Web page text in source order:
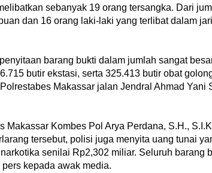
sebanyak 19 orang tersangka. Dari
dan 16 orang laki-laki yang terlibat dalam
barang bukti dalam jumlah sangat
butir ekstasi, serta 325.413 butir obat
Makassar jalan Jendral Ahmad Yani
Makassar Kombes Pol Arya Perdana, S.H.,
tersebut, polisi juga menyita uang tunai
senilai Rp2,302 miliar. Seluruh barang
kepada awak media.